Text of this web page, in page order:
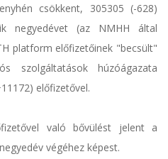
csökkent, 305305 (-628)
negyedévet (az NMHH által
platform előfizetőinek "becsült"
szolgáltatások húzóágazata
előfizetővel.
való bővülést jelent a
végéhez képest.